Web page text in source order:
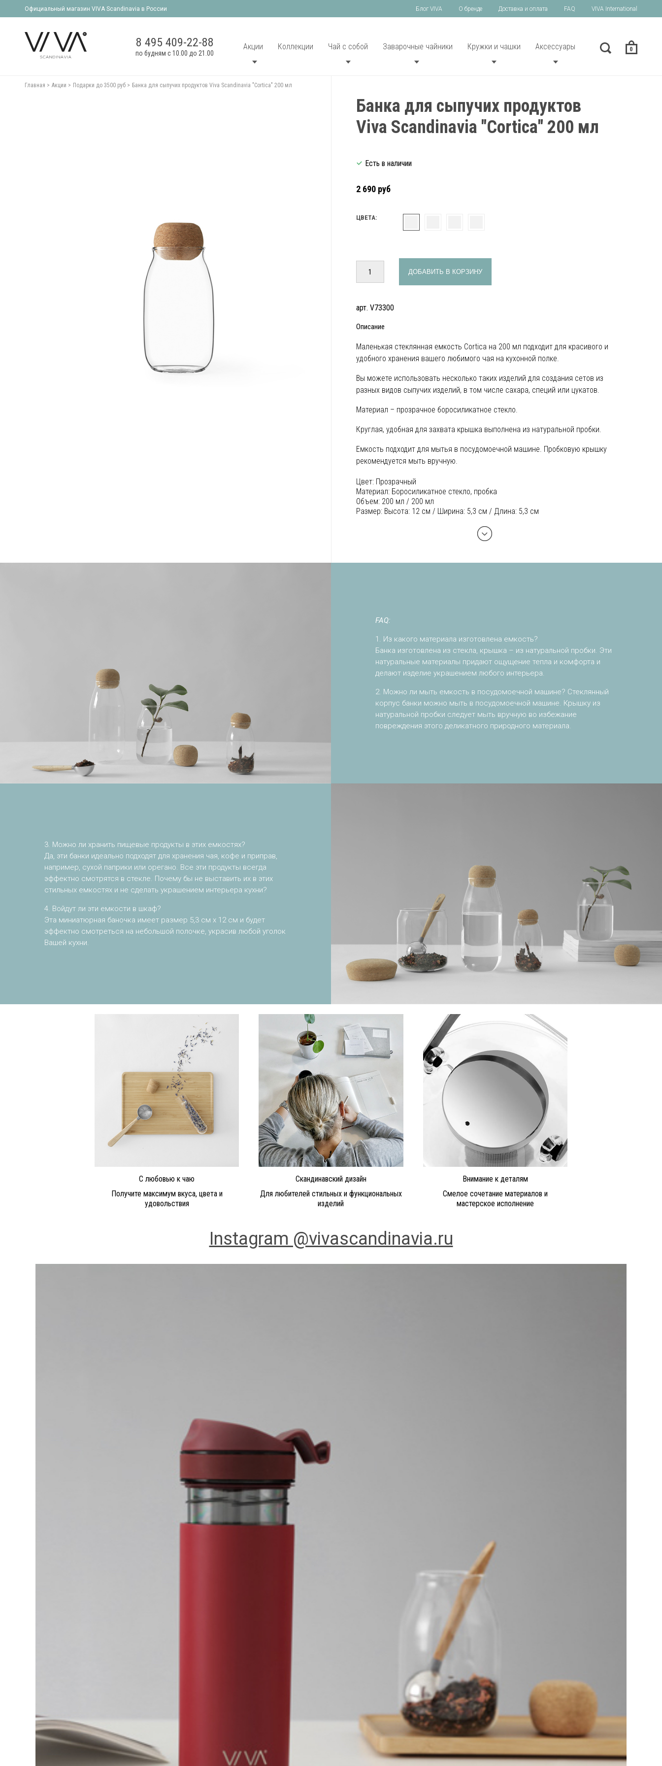
Официальный магазин VIVA Scandinavia в России Блог VIVA О бренде Доставка и оплата FAQ VIVA International
8 495 409-22-88
по будням с 10.00 до 21.00
Акции Коллекции Чай с собой Заварочные чайники Кружки и чашки Аксессуары 0
Главная Акции Подарки до 3500 руб Банка для сыпучих продуктов Viva Scandinavia "Cortica" 200 мл
Банка для сыпучих продуктов
Viva Scandinavia "Cortica" 200 мл
Есть в наличии
2 690 руб
ЦВЕТА:
ДОБАВИТЬ В КОРЗИНУ
арт. V73300
Описание
Маленькая стеклянная емкость Cortica на 200 мл подходит для красивого и
удобного хранения вашего любимого чая на кухонной полке.
Вы можете использовать несколько таких изделий для создания сетов из
разных видов сыпучих изделий, в том числе сахара, специй или цукатов.
Материал – прозрачное боросиликатное стекло.
Круглая, удобная для захвата крышка выполнена из натуральной пробки.
Емкость подходит для мытья в посудомоечной машине. Пробковую крышку
рекомендуется мыть вручную.
Цвет: Прозрачный
Материал: Боросиликатное стекло, пробка
Объем: 200 мл / 200 мл
Размер: Высота: 12 см / Ширина: 5,3 см / Длина: 5,3 см
FAQ:
1. Из какого материала изготовлена емкость?
Банка изготовлена из стекла, крышка – из натуральной пробки. Эти
натуральные материалы придают ощущение тепла и комфорта и
делают изделие украшением любого интерьера.
2. Можно ли мыть емкость в посудомоечной машине? Стеклянный
корпус банки можно мыть в посудомоечной машине. Крышку из
натуральной пробки следует мыть вручную во избежание
повреждения этого деликатного природного материала.
3. Можно ли хранить пищевые продукты в этих емкостях?
Да, эти банки идеально подходят для хранения чая, кофе и приправ,
например, сухой паприки или орегано. Все эти продукты всегда
эффектно смотрятся в стекле. Почему бы не выставить их в этих
стильных емкостях и не сделать украшением интерьера кухни?
4. Войдут ли эти емкости в шкаф?
Эта миниатюрная баночка имеет размер 5,3 см x 12 см и будет
эффектно смотреться на небольшой полочке, украсив любой уголок
Вашей кухни.
С любовью к чаю
Получите максимум вкуса, цвета и
удовольствия
Скандинавский дизайн
Для любителей стильных и функциональных
изделий
Внимание к деталям
Смелое сочетание материалов и
мастерское исполнение
Instagram @vivascandinavia.ru